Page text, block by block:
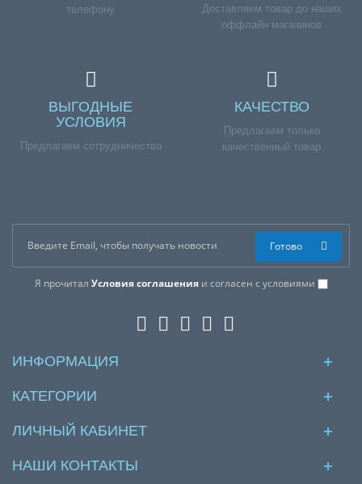
телефону
Доставляем товар до наших
оффлайн магазинов
ВЫГОДНЫЕ
УСЛОВИЯ
Предлагаем сотрудничество
КАЧЕСТВО
Предлагаем только
качественный товар
Я прочитал Условия соглашенияи согласен с условиями
Готово
ИНФОРМАЦИЯ
КАТЕГОРИИ
ЛИЧНЫЙ КАБИНЕТ
НАШИ КОНТАКТЫ